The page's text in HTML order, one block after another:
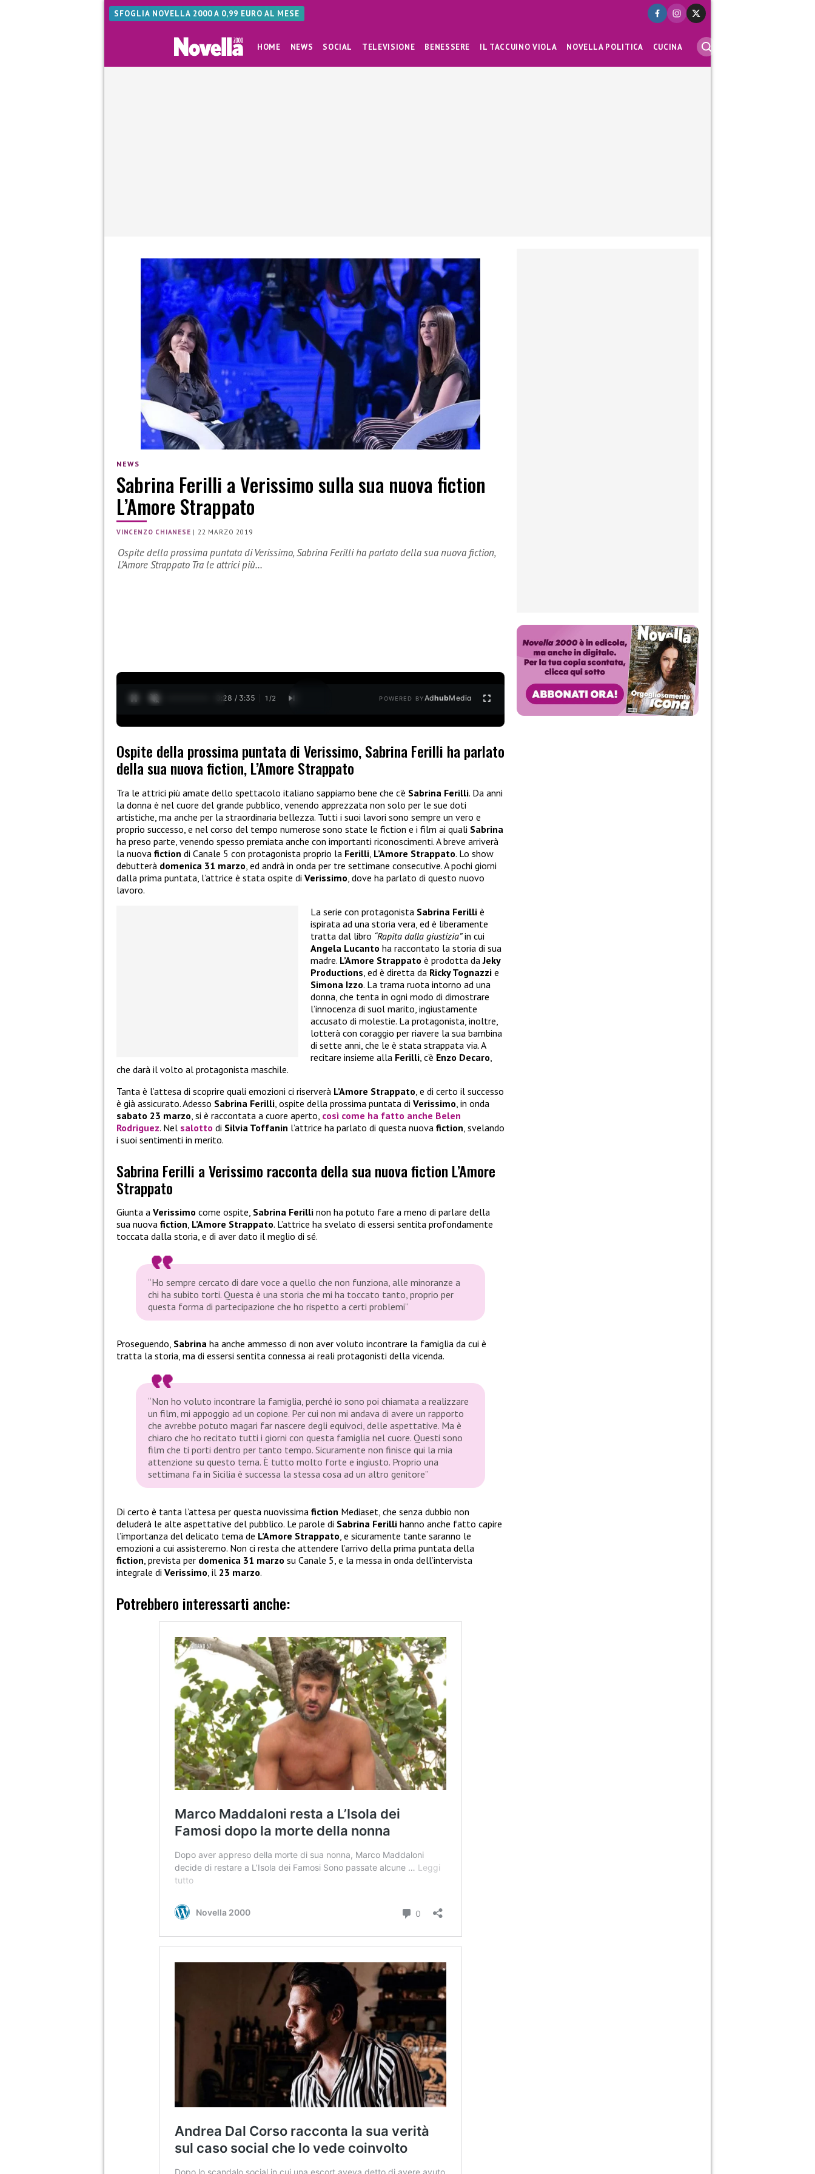
SFOGLIA NOVELLA 2000 A 0,99 EURO AL MESE
HOME NEWS SOCIAL TELEVISIONE BENESSERE IL TACCUINO VIOLA NOVELLA POLITICA CUCINA
NEWS
Sabrina Ferilli a Verissimo sulla sua nuova fiction
L’Amore Strappato
VINCENZO CHIANESE |22 MARZO 2019
Ospite della prossima puntata di Verissimo, Sabrina Ferilli ha parlato della sua nuova fiction,
L’Amore Strappato Tra le attrici più…
0:29 / 3:35 1 /2 POWERED BYAdhubMedia
Ospite della prossima puntata di Verissimo, Sabrina Ferilli ha parlato
della sua nuova fiction, L’Amore Strappato
Tra le attrici più amate dello spettacolo italiano sappiamo bene che c’è Sabrina Ferilli. Da anni
la donna è nel cuore del grande pubblico, venendo apprezzata non solo per le sue doti
artistiche, ma anche per la straordinaria bellezza. Tutti i suoi lavori sono sempre un vero e
proprio successo, e nel corso del tempo numerose sono state le fiction e i film ai quali Sabrina
ha preso parte, venendo spesso premiata anche con importanti riconoscimenti. A breve arriverà
la nuova fiction di Canale 5 con protagonista proprio la Ferilli, L’Amore Strappato. Lo show
debutterà domenica 31 marzo, ed andrà in onda per tre settimane consecutive. A pochi giorni
dalla prima puntata, l’attrice è stata ospite di Verissimo, dove ha parlato di questo nuovo
lavoro.
La serie con protagonista Sabrina Ferilli è
ispirata ad una storia vera, ed è liberamente
tratta dal libro “Rapita dalla giustizia”in cui
Angela Lucanto ha raccontato la storia di sua
madre. L’Amore Strappato è prodotta daJeky
Productions, ed è diretta da Ricky Tognazzi e
Simona Izzo. La trama ruota intorno ad una
donna, che tenta in ogni modo di dimostrare
l’innocenza di suol marito, ingiustamente
accusato di molestie. La protagonista, inoltre,
lotterà con coraggio per riavere la sua bambina
di sette anni, che le è stata strappata via. A
recitare insieme alla Ferilli, c’è Enzo Decaro,
che darà il volto al protagonista maschile.
Tanta è l’attesa di scoprire quali emozioni ci riserverà L’Amore Strappato, e di certo il successo
è già assicurato. Adesso Sabrina Ferilli, ospite della prossima puntata di Verissimo, in onda
sabato 23 marzo, si è raccontata a cuore aperto, così come ha fatto anche Belen
Rodriguez. Nel salotto di Silvia Toffanin l’attrice ha parlato di questa nuova fiction, svelando
i suoi sentimenti in merito.
Sabrina Ferilli a Verissimo racconta della sua nuova fiction L’Amore
Strappato
Giunta a Verissimo come ospite, Sabrina Ferilli non ha potuto fare a meno di parlare della
sua nuova fiction, L’Amore Strappato. L’attrice ha svelato di essersi sentita profondamente
toccata dalla storia, e di aver dato il meglio di sé.
“Ho sempre cercato di dare voce a quello che non funziona, alle minoranze a
chi ha subito torti. Questa è una storia che mi ha toccato tanto, proprio per
questa forma di partecipazione che ho rispetto a certi problemi”
Proseguendo, Sabrina ha anche ammesso di non aver voluto incontrare la famiglia da cui è
tratta la storia, ma di essersi sentita connessa ai reali protagonisti della vicenda.
“Non ho voluto incontrare la famiglia, perché io sono poi chiamata a realizzare
un film, mi appoggio ad un copione. Per cui non mi andava di avere un rapporto
che avrebbe potuto magari far nascere degli equivoci, delle aspettative. Ma è
chiaro che ho recitato tutti i giorni con questa famiglia nel cuore. Questi sono
film che ti porti dentro per tanto tempo. Sicuramente non finisce qui la mia
attenzione su questo tema. È tutto molto forte e ingiusto. Proprio una
settimana fa in Sicilia è successa la stessa cosa ad un altro genitore”
Di certo è tanta l’attesa per questa nuovissima fiction Mediaset, che senza dubbio non
deluderà le alte aspettative del pubblico. Le parole di Sabrina Ferilli hanno anche fatto capire
l’importanza del delicato tema de L’Amore Strappato, e sicuramente tante saranno le
emozioni a cui assisteremo. Non ci resta che attendere l’arrivo della prima puntata della
fiction, prevista per domenica 31 marzo su Canale 5, e la messa in onda dell’intervista
integrale di Verissimo, il 23 marzo.
Potrebbero interessarti anche: